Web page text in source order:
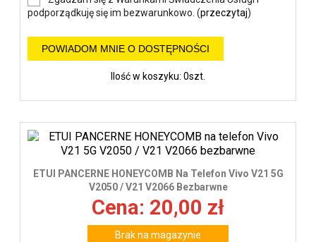
podporządkuję się im bezwarunkowo. (przeczytaj)
POWIADOM MNIE O DOSTĘPNOŚCI
Ilość w koszyku: 0szt.
ETUI PANCERNE HONEYCOMB Na Telefon Vivo V21 5G
V2050 / V21 V2066 Bezbarwne
Cena: 20,00 zł
Brak na magazynie